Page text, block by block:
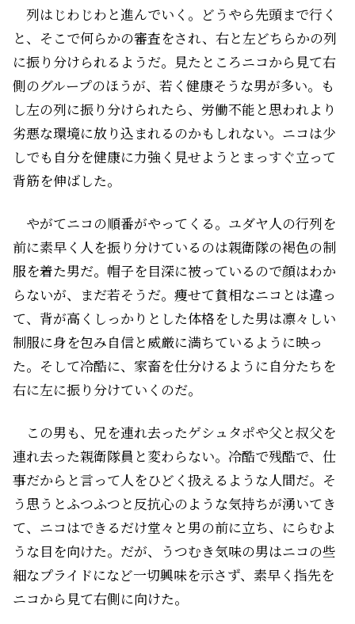
列はじわじわと進んでいく。どうやら先頭まで行く
と、そこで何らかの審査をされ、右と左どちらかの列
に振り分けられるようだ。見たところニコから見て右
側のグループのほうが、若く健康そうな男が多い。も
し左の列に振り分けられたら、労働不能と思われより
劣悪な環境に放り込まれるのかもしれない。ニコは少
しでも自分を健康に力強く見せようとまっすぐ立って
背筋を伸ばした。
やがてニコの順番がやってくる。ユダヤ人の行列を
前に素早く人を振り分けているのは親衛隊の褐色の制
服を着た男だ。帽子を目深に被っているので顔はわか
らないが、まだ若そうだ。痩せて貧相なニコとは違っ
て、背が高くしっかりとした体格をした男は凛々しい
制服に身を包み自信と威厳に満ちているように映っ
た。そして冷酷に、家畜を仕分けるように自分たちを
右に左に振り分けていくのだ。
この男も、兄を連れ去ったゲシュタポや父と叔父を
連れ去った親衛隊員と変わらない。冷酷で残酷で、仕
事だからと言って人をひどく扱えるような人間だ。そ
う思うとふつふつと反抗心のような気持ちが湧いてき
て、ニコはできるだけ堂々と男の前に立ち、にらむよ
うな目を向けた。だが、うつむき気味の男はニコの些
細なプライドになど一切興味を示さず、素早く指先を
ニコから見て右側に向けた。